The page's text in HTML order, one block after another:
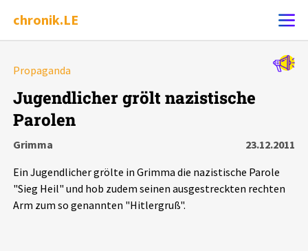
chronik.LE
Chronik
Leipziger Zustände
Propaganda
Jugendlicher grölt nazistische
Parolen
Grimma
23.12.2011
Ein Jugendlicher grölte in Grimma die nazistische Parole
"Sieg Heil" und hob zudem seinen ausgestreckten rechten
Arm zum so genannten "Hitlergruß".
Alle Ereignisse
Ereignisse
Ereignisse